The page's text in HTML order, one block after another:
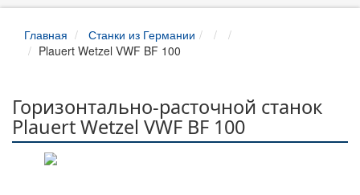
Главная
Станки из Германии
Plauert Wetzel VWF BF 100
Горизонтально-расточной станок
Plauert Wetzel VWF BF 100